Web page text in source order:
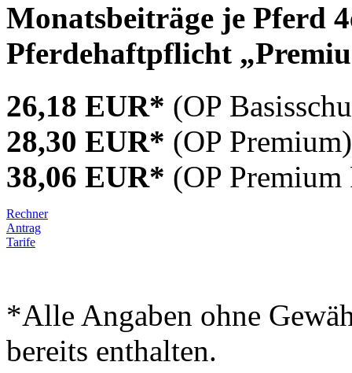
Monatsbeiträge je Pferd
Pferdehaftpflicht
26,18 EUR* (OP
28,30 EUR* (OP Premium)
38,06 EUR* (OP Premium
Rechner
Antrag
Tarife
*Alle Angaben ohne
bereits enthalten.